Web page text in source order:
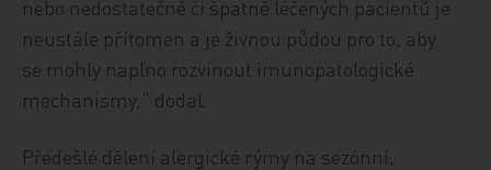
nebo nedostatečně či špatně léčených pacientů je
neustále přítomen a je živnou půdou pro to, aby
se mohly naplno rozvinout imunopatologické
mechanismy,“ dodal.
Předešlé dělení alergické rýmy na sezónní,